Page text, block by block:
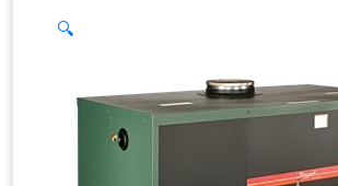
🔍